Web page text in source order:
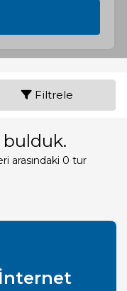
Filtrele
bulduk.
arasındaki 0 tur